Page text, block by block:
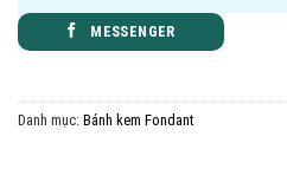
MESSENGER
Danh mục: Bánh kem Fondant